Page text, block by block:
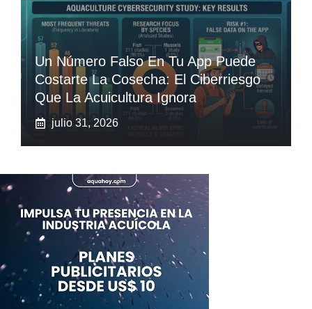
Un Número Falso En Tu App Puede
Costarte La Cosecha: El Ciberriesgo
Que La Acuicultura Ignora
julio 31, 2026